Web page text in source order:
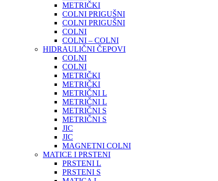
METRIČKI
COLNI PRIGUŠNI
COLNI PRIGUŠNI
COLNI
COLNI – COLNI
HIDRAULIČNI ČEPOVI
COLNI
COLNI
METRIČKI
METRIČKI
METRIČNI L
METRIČNI L
METRIČNI S
METRIČNI S
JIC
JIC
MAGNETNI COLNI
MATICE I PRSTENI
PRSTENI L
PRSTENI S